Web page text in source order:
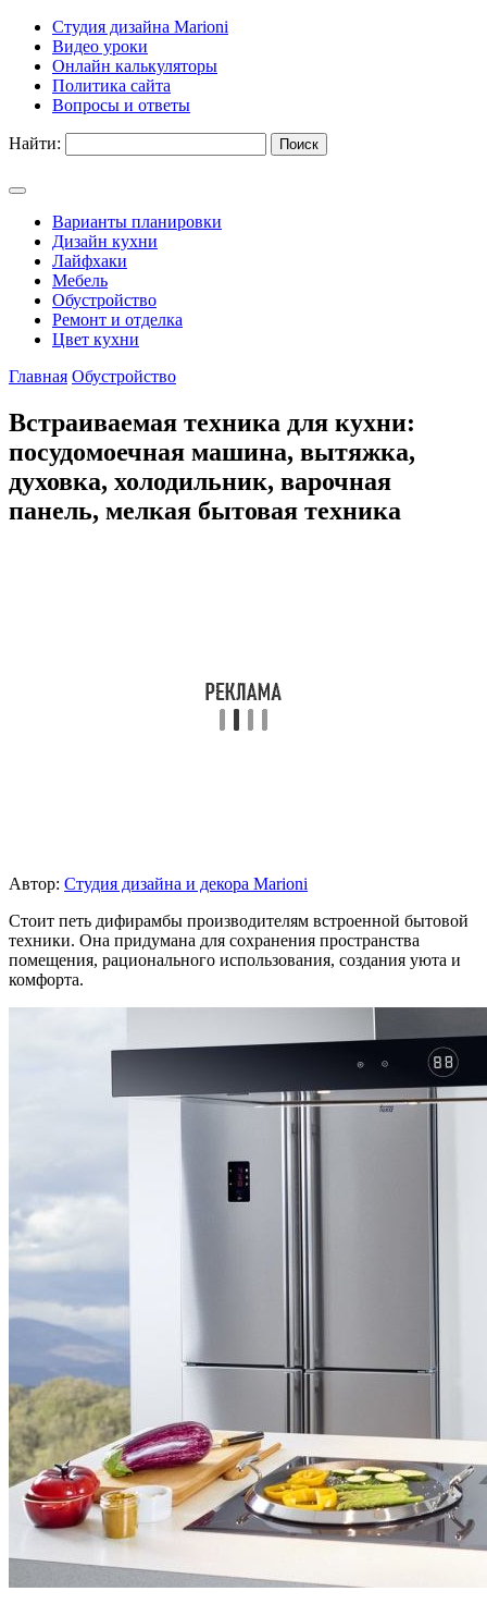
Студия дизайна Marioni
Видео уроки
Онлайн калькуляторы
Политика сайта
Вопросы и ответы
Найти:
Варианты планировки
Дизайн кухни
Лайфхаки
Мебель
Обустройство
Ремонт и отделка
Цвет кухни
Главная Обустройство
Встраиваемая техника для кухни:
посудомоечная машина, вытяжка,
духовка, холодильник, варочная
панель, мелкая бытовая техника
Автор: Студия дизайна и декора Marioni
Стоит петь дифирамбы производителям встроенной бытовой
техники. Она придумана для сохранения пространства
помещения, рационального использования, создания уюта и
комфорта.